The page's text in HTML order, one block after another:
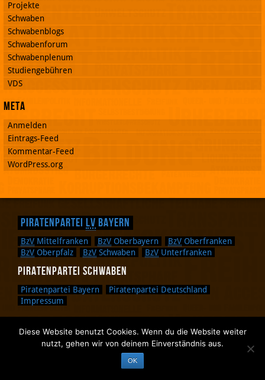
Projekte
Schwaben
Schwabenblogs
Schwabenforum
Schwabenplenum
Studiengebühren
VDS
Meta
Anmelden
Eintrags-Feed
Kommentar-Feed
WordPress.org
Piratenpartei LV Bayern
BzV Mittelfranken BzV Oberbayern BzV Oberfranken
BzV Oberpfalz BzV Schwaben BzV Unterfranken
Piratenpartei Schwaben
Piratenpartei Bayern
Piratenpartei Deutschland
Impressum
Zurück nach oben.
Zurück zum Anfang des Textes.
Zurück zur Sucheingabe.
Diese Website benutzt Cookies. Wenn du die Website weiter
nutzt, gehen wir von deinem Einverständnis aus.
OK